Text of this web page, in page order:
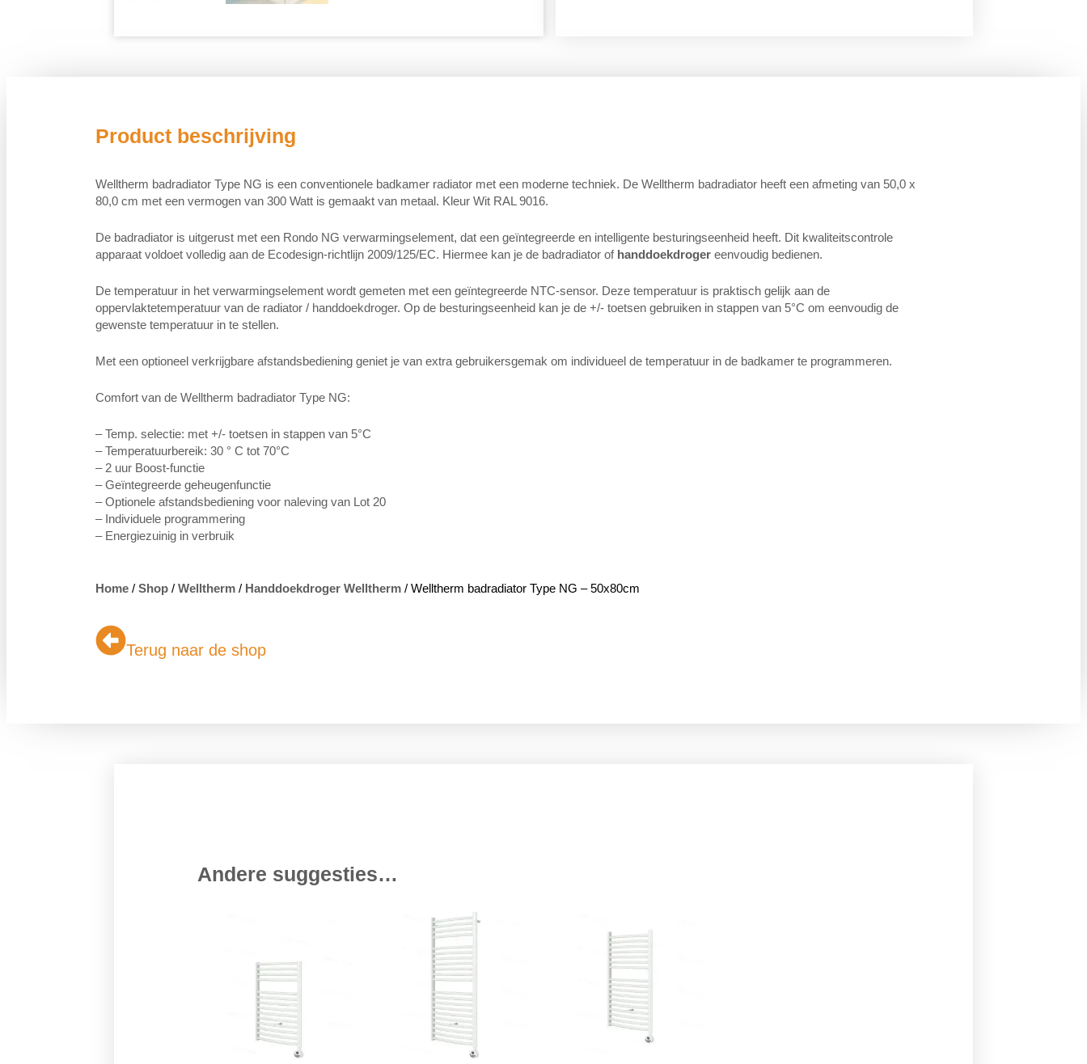
Product beschrijving
Welltherm badradiator Type NG is een conventionele badkamer radiator met een moderne techniek. De Welltherm badradiator heeft een afmeting van 50,0 x
80,0 cm met een vermogen van 300 Watt is gemaakt van metaal. Kleur Wit RAL 9016.
De badradiator is uitgerust met een Rondo NG verwarmingselement, dat een geïntegreerde en intelligente besturingseenheid heeft. Dit kwaliteitscontrole
apparaat voldoet volledig aan de Ecodesign-richtlijn 2009/125/EC. Hiermee kan je de badradiator of handdoekdroger eenvoudig bedienen.
De temperatuur in het verwarmingselement wordt gemeten met een geïntegreerde NTC-sensor. Deze temperatuur is praktisch gelijk aan de
oppervlaktetemperatuur van de radiator / handdoekdroger. Op de besturingseenheid kan je de +/- toetsen gebruiken in stappen van 5°C om eenvoudig de
gewenste temperatuur in te stellen.
Met een optioneel verkrijgbare afstandsbediening geniet je van extra gebruikersgemak om individueel de temperatuur in de badkamer te programmeren.
Comfort van de Welltherm badradiator Type NG:
– Temp. selectie: met +/- toetsen in stappen van 5°C
– Temperatuurbereik: 30 ° C tot 70°C
– 2 uur Boost-functie
– Geïntegreerde geheugenfunctie
– Optionele afstandsbediening voor naleving van Lot 20
– Individuele programmering
– Energiezuinig in verbruik
Home / Shop / Welltherm / Handdoekdroger Welltherm / Welltherm badradiator Type NG – 50x80cm
Terug naar de shop
Andere suggesties…